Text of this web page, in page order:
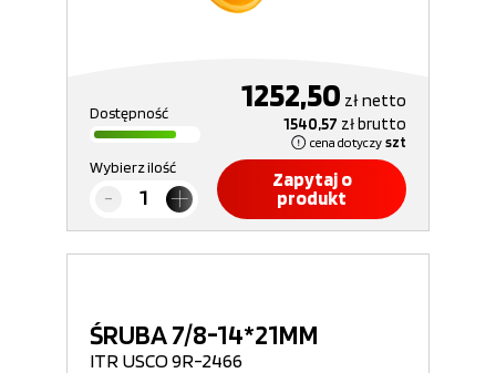
Dostępność 1252,50 złnetto
1540,57 złbrutto
cena dotyczy szt
Wybierz ilość
Zapytaj o
produkt
ŚRUBA 7/8-14*21MM
ITR USCO 9R-2466